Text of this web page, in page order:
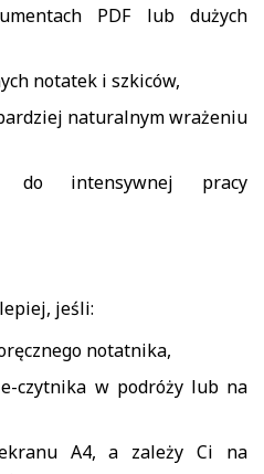
PDF lub dużych
notatek i szkiców,
naturalnym wrażeniu
do intensywnej pracy
jeśli:
notatnika,
czytnika w podróży lub na
A4, a zależy Ci na